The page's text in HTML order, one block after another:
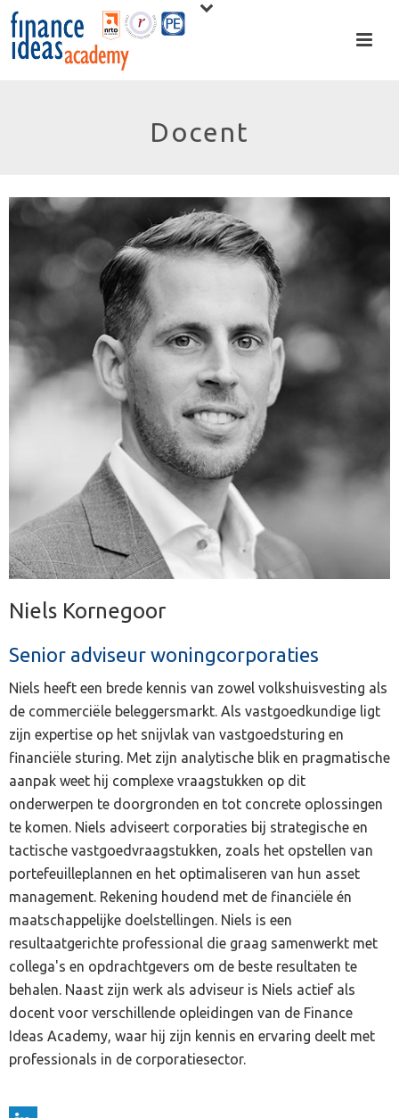
Docent
Niels Kornegoor
Senior adviseur woningcorporaties
Niels heeft een brede kennis van zowel volkshuisvesting als
de commerciële beleggersmarkt. Als vastgoedkundige ligt
zijn expertise op het snijvlak van vastgoedsturing en
financiële sturing. Met zijn analytische blik en pragmatische
aanpak weet hij complexe vraagstukken op dit
onderwerpen te doorgronden en tot concrete oplossingen
te komen. Niels adviseert corporaties bij strategische en
tactische vastgoedvraagstukken, zoals het opstellen van
portefeuilleplannen en het optimaliseren van hun asset
management. Rekening houdend met de financiële én
maatschappelijke doelstellingen. Niels is een
resultaatgerichte professional die graag samenwerkt met
collega's en opdrachtgevers om de beste resultaten te
behalen. Naast zijn werk als adviseur is Niels actief als
docent voor verschillende opleidingen van de Finance
Ideas Academy, waar hij zijn kennis en ervaring deelt met
professionals in de corporatiesector.